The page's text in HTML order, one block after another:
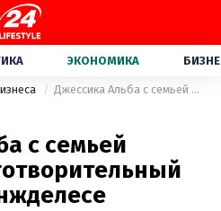
ЭКОНОМИКА
Джессика Альба с семьей посетила благотворительный вечер в Лос-Анжделесе
с семьей